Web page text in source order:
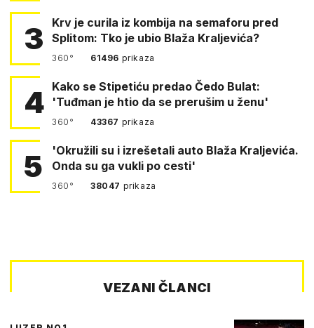
3
Krv je curila iz kombija na semaforu pred
Splitom: Tko je ubio Blaža Kraljevića?
360° 61496 prikaza
4 Kako se Stipetiću predao Čedo Bulat:
'Tuđman je htio da se prerušim u ženu'
360° 43367 prikaza
5
'Okružili su i izrešetali auto Blaža Kraljevića.
Onda su ga vukli po cesti'
360° 38047 prikaza
VEZANI ČLANCI